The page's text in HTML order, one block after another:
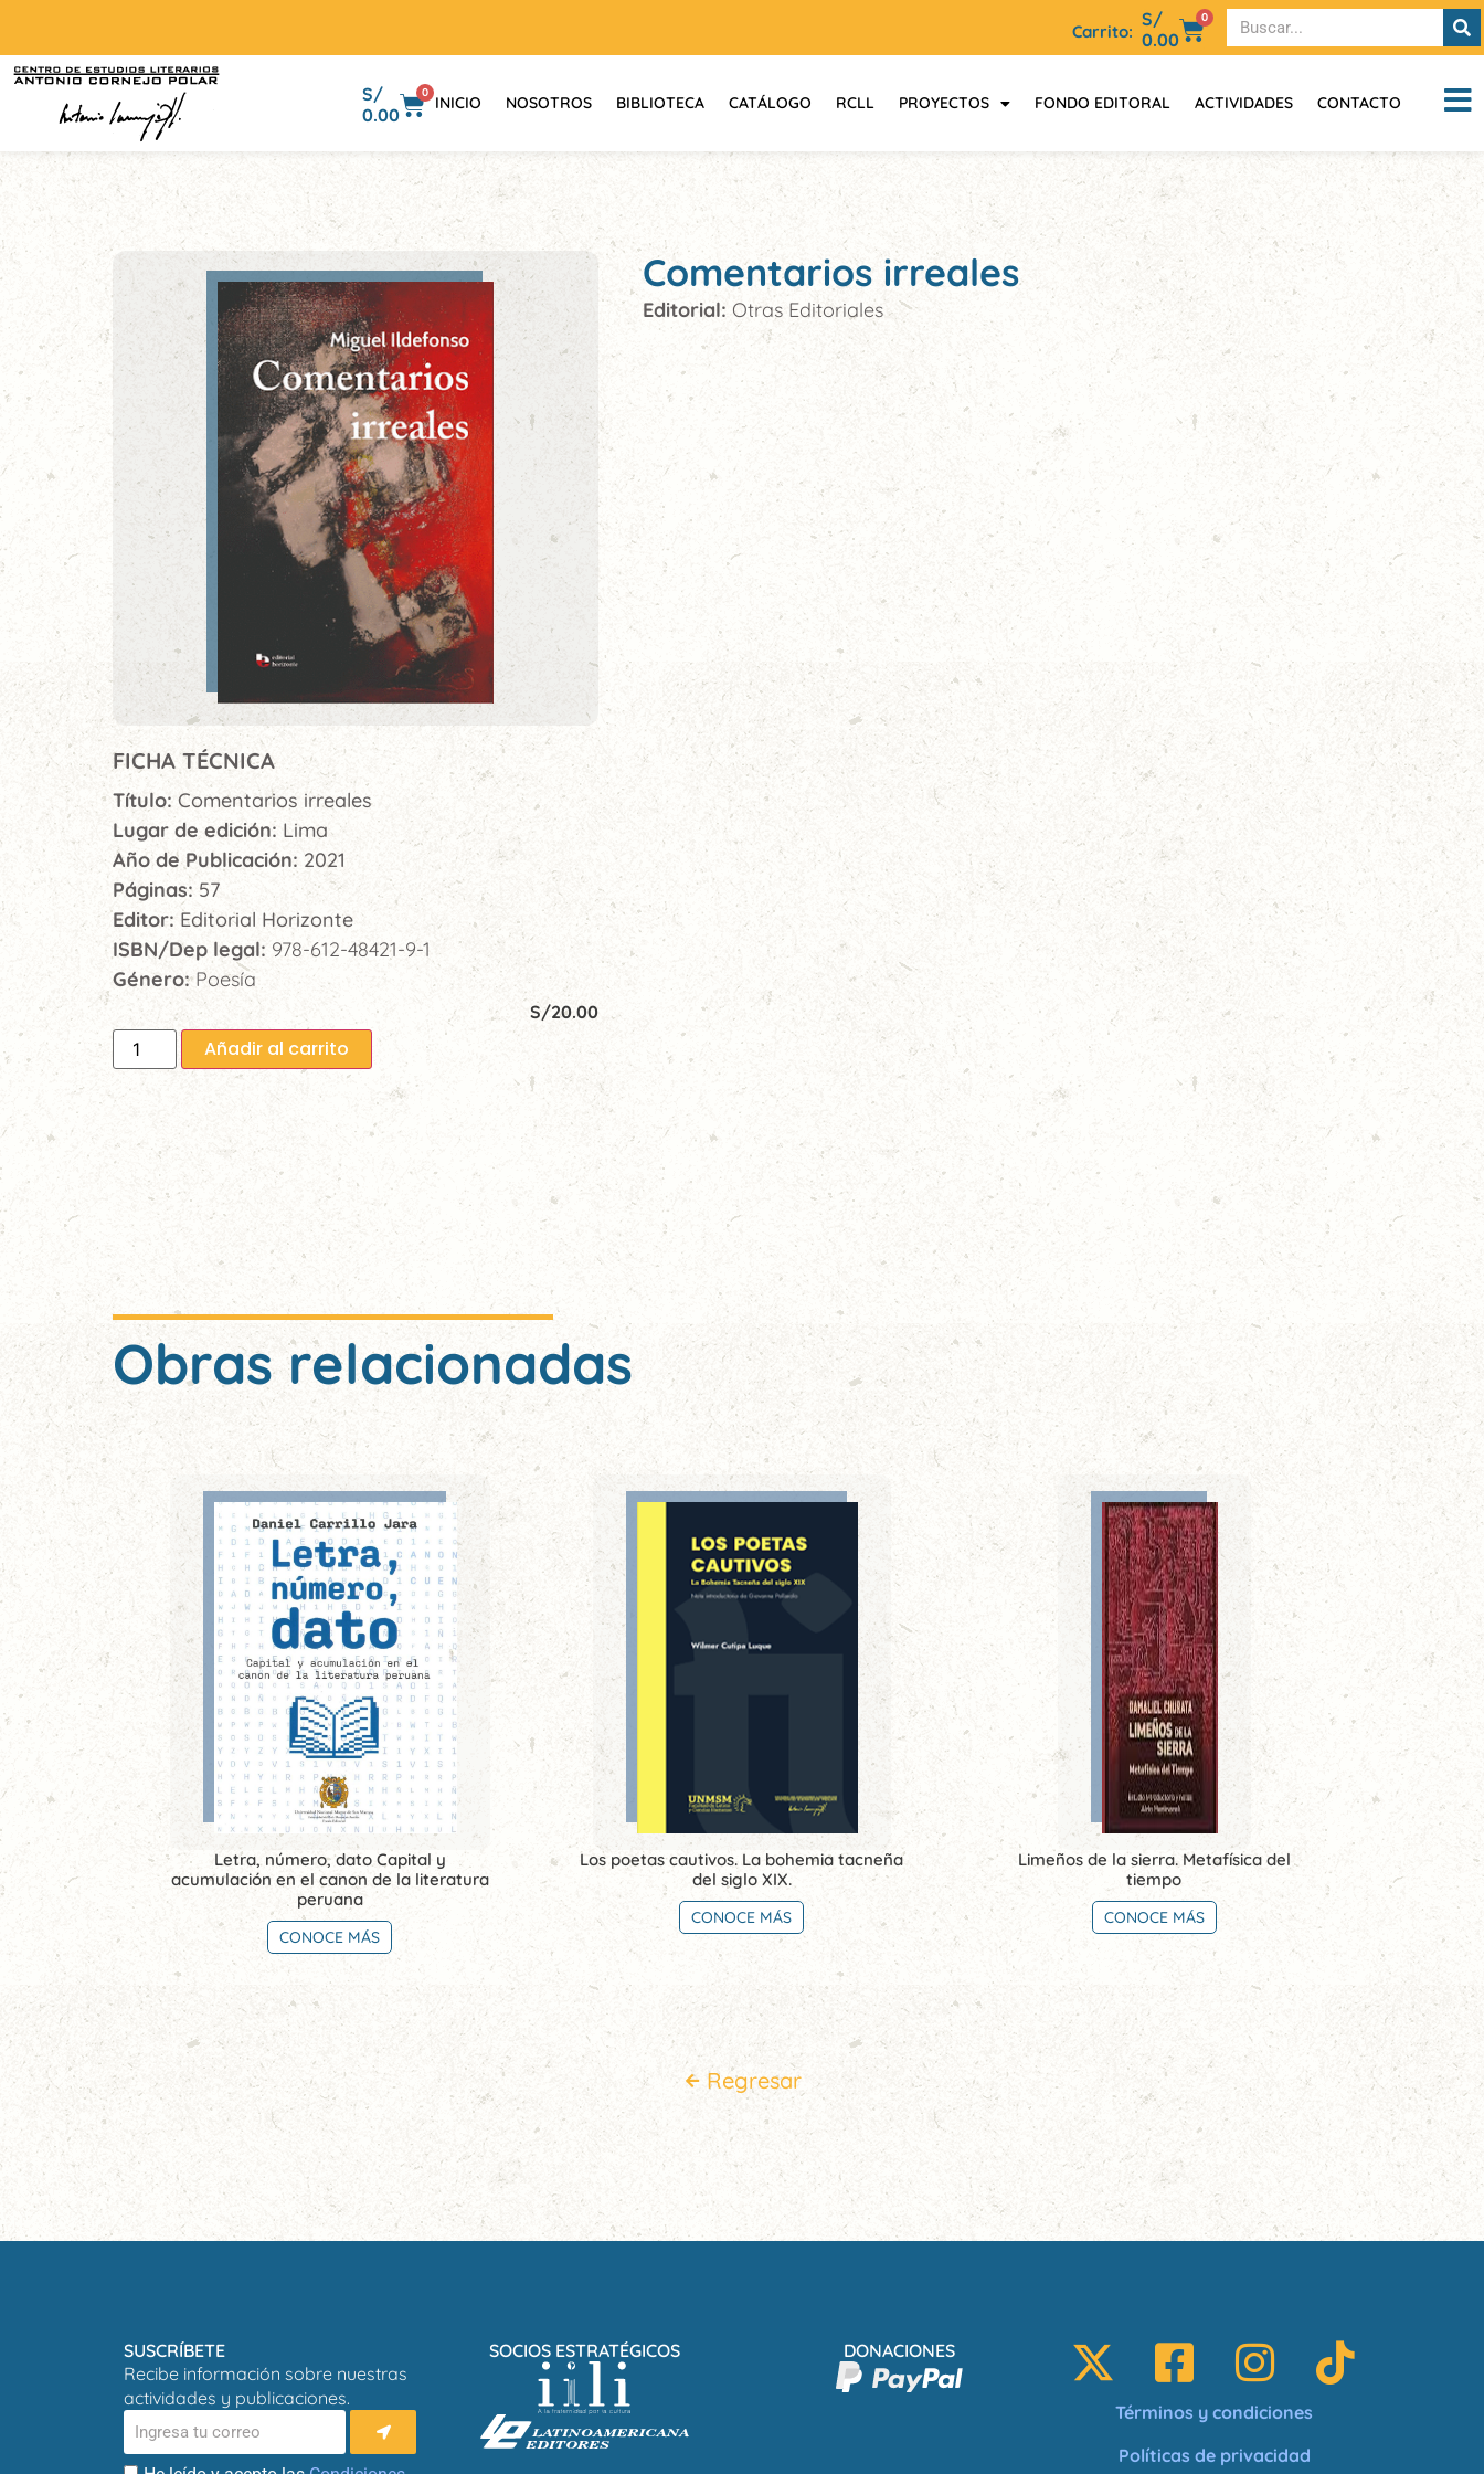
Carrito:
S/
0.00
0
S/
0.00
0
INICIO NOSOTROS BIBLIOTECA CATÁLOGO RCLL PROYECTOS FONDO EDITORAL ACTIVIDADES CONTACTO
FICHA TÉCNICA
Título: Comentarios irreales
Lugar de edición: Lima
Año de Publicación: 2021
Páginas: 57
Editor: Editorial Horizonte
ISBN/Dep legal: 978-612-48421-9-1
Género:Poesía
S/20.00
Añadir al carrito
Comentarios irreales
Editorial: Otras Editoriales
Obras relacionadas
Letra, número, dato Capital y
acumulación en el canon de la literatura
peruana
CONOCE MÁS
Los poetas cautivos. La bohemia tacneña
del siglo XIX.
CONOCE MÁS
Limeños de la sierra. Metafísica del
tiempo
CONOCE MÁS
Regresar
SUSCRÍBETE
Recibe información sobre nuestras
actividades y publicaciones.
SOCIOS ESTRATÉGICOS DONACIONES
Términos y condiciones
Políticas de privacidad